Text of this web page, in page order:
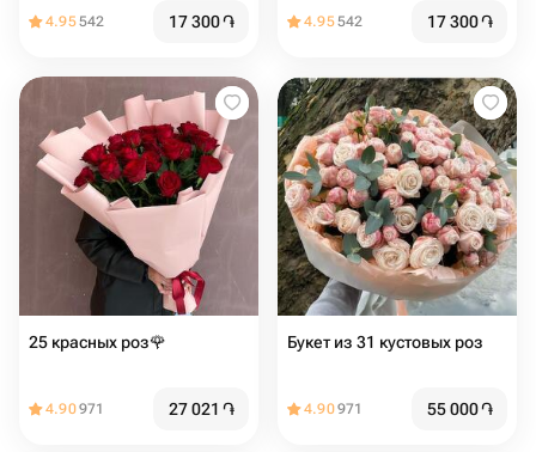
4.95542 17 300֏ 4.95542 17 300֏
25 красных роз🌹
4.90971 27 021 ֏
Букет из 31 кустовых роз
4.90971 55 000֏